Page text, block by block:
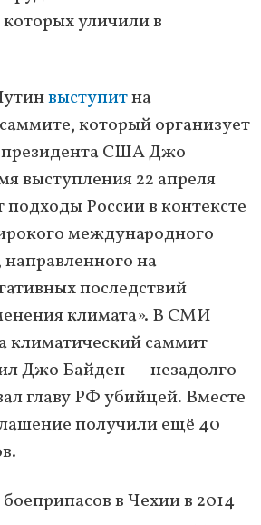
уличили в
выступитна
который организует
США Джо
выступления 22 апреля
России в контексте
международного
направленного на
последствий
климата». В СМИ
климатический саммит
Джо Байден — незадолго
главу РФ убийцей. Вместе
получили ещё 40
в Чехии в 2014